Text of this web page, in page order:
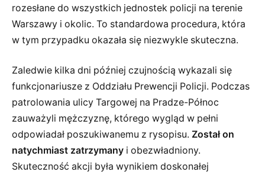
rozesłane do wszystkich jednostek policji na terenie
Warszawy i okolic. To standardowa procedura, która
w tym przypadku okazała się niezwykle skuteczna.
Zaledwie kilka dni później czujnością wykazali się
funkcjonariusze z Oddziału Prewencji Policji. Podczas
patrolowania ulicy Targowej na Pradze-Północ
zauważyli mężczyznę, którego wygląd w pełni
odpowiadał poszukiwanemu z rysopisu. Został on
natychmiast zatrzymany i obezwładniony.
Skuteczność akcji była wynikiem doskonałej